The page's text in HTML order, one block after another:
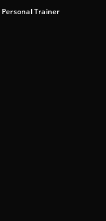
Trainer